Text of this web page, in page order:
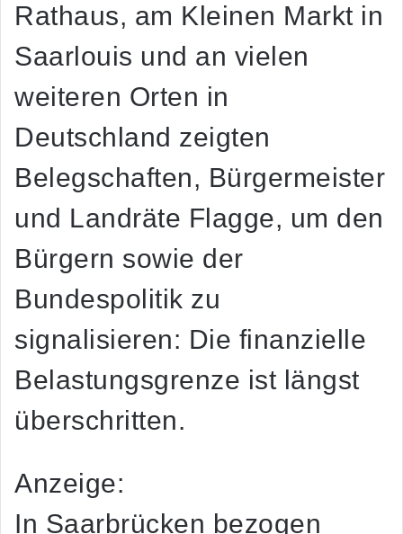
Rathaus, am Kleinen Markt in
Saarlouis und an vielen
weiteren Orten in
Deutschland zeigten
Belegschaften, Bürgermeister
und Landräte Flagge, um den
Bürgern sowie der
Bundespolitik zu
signalisieren: Die finanzielle
Belastungsgrenze ist längst
überschritten.
Anzeige:
In Saarbrücken bezogen